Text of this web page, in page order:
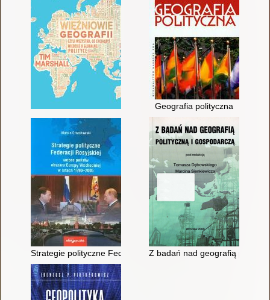
Geografia polityczna
Strategie polityczne Federacji Rosyjskiej wobec państw
Z badań nad geografią